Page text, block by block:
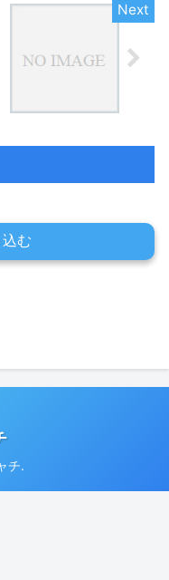
む
チ.